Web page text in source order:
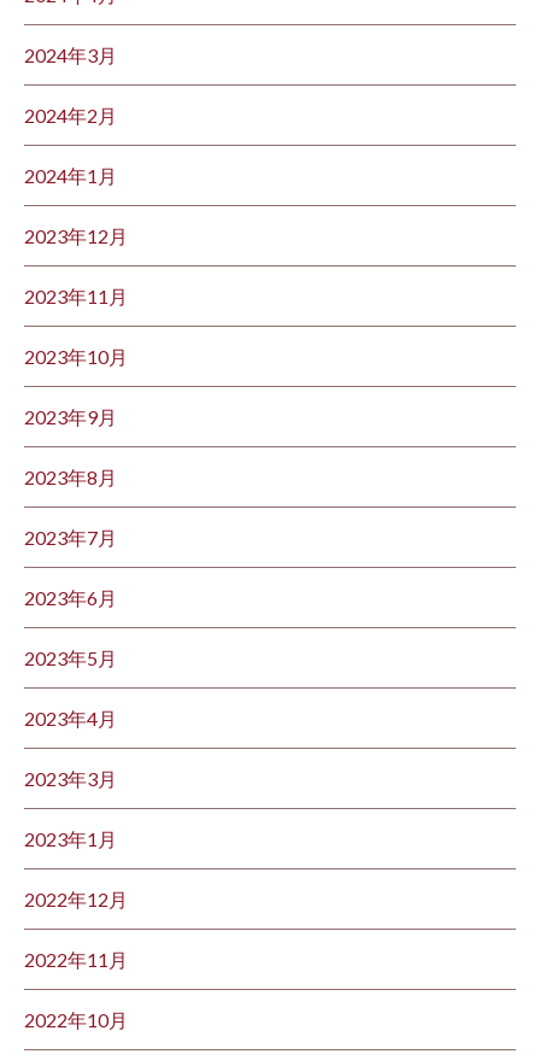
2024年3月
2024年2月
2024年1月
2023年12月
2023年11月
2023年10月
2023年9月
2023年8月
2023年7月
2023年6月
2023年5月
2023年4月
2023年3月
2023年1月
2022年12月
2022年11月
2022年10月